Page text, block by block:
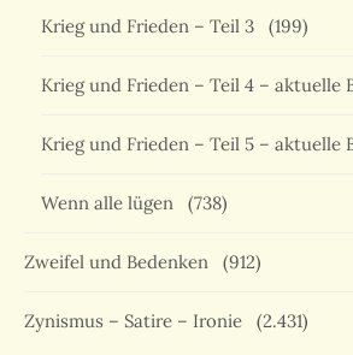
Krieg und Frieden – Teil 3 (199)
Krieg und Frieden – Teil 4 – aktuelle
Krieg und Frieden – Teil 5 – aktuelle
Wenn alle lügen (738)
Zweifel und Bedenken (912)
Zynismus – Satire – Ironie (2.431)